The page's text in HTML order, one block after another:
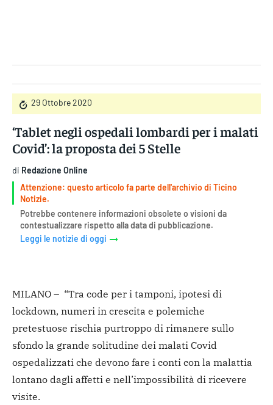
29 Ottobre 2020
‘Tablet negli ospedali lombardi per i malati
Covid’: la proposta dei 5 Stelle
di Redazione Online
Attenzione: questo articolo fa parte dell'archivio di Ticino
Notizie.
Potrebbe contenere informazioni obsolete o visioni da
contestualizzare rispetto alla data di pubblicazione.
Leggi le notizie di oggi
MILANO – “Tra code per i tamponi, ipotesi di
lockdown, numeri in crescita e polemiche
pretestuose rischia purtroppo di rimanere sullo
sfondo la grande solitudine dei malati Covid
ospedalizzati che devono fare i conti con la malattia
lontano dagli affetti e nell’impossibilità di ricevere
visite.